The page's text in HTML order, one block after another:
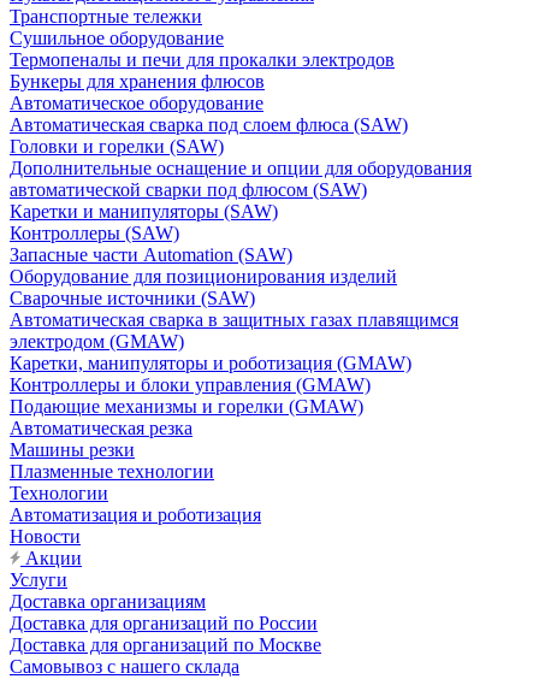
Транспортные тележки
Сушильное оборудование
Термопеналы и печи для прокалки электродов
Бункеры для хранения флюсов
Автоматическое оборудование
Автоматическая сварка под слоем флюса (SAW)
Головки и горелки (SAW)
Дополнительные оснащение и опции для оборудования
автоматической сварки под флюсом (SAW)
Каретки и манипуляторы (SAW)
Контроллеры (SAW)
Запасные части Automation (SAW)
Оборудование для позиционирования изделий
Сварочные источники (SAW)
Автоматическая сварка в защитных газах плавящимся
электродом (GMAW)
Каретки, манипуляторы и роботизация (GMAW)
Контроллеры и блоки управления (GMAW)
Подающие механизмы и горелки (GMAW)
Автоматическая резка
Машины резки
Плазменные технологии
Технологии
Автоматизация и роботизация
Новости
Акции
Услуги
Доставка организациям
Доставка для организаций по России
Доставка для организаций по Москве
Самовывоз с нашего склада